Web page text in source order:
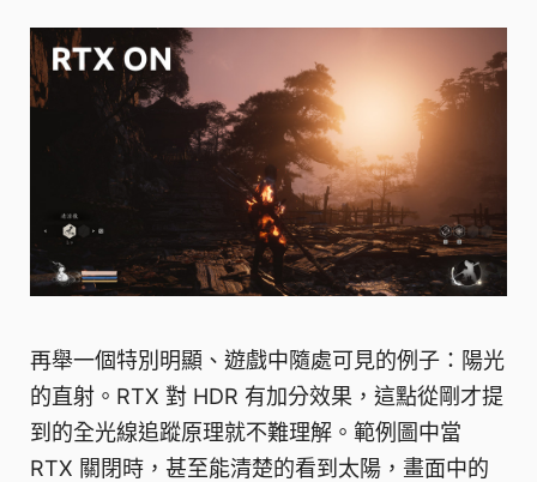
再舉一個特別明顯、遊戲中隨處可見的例子：陽光
的直射。RTX 對 HDR 有加分效果，這點從剛才提
到的全光線追蹤原理就不難理解。範例圖中當
RTX 關閉時，甚至能清楚的看到太陽，畫面中的